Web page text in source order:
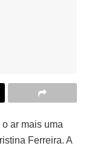
ar mais uma
Ferreira. A